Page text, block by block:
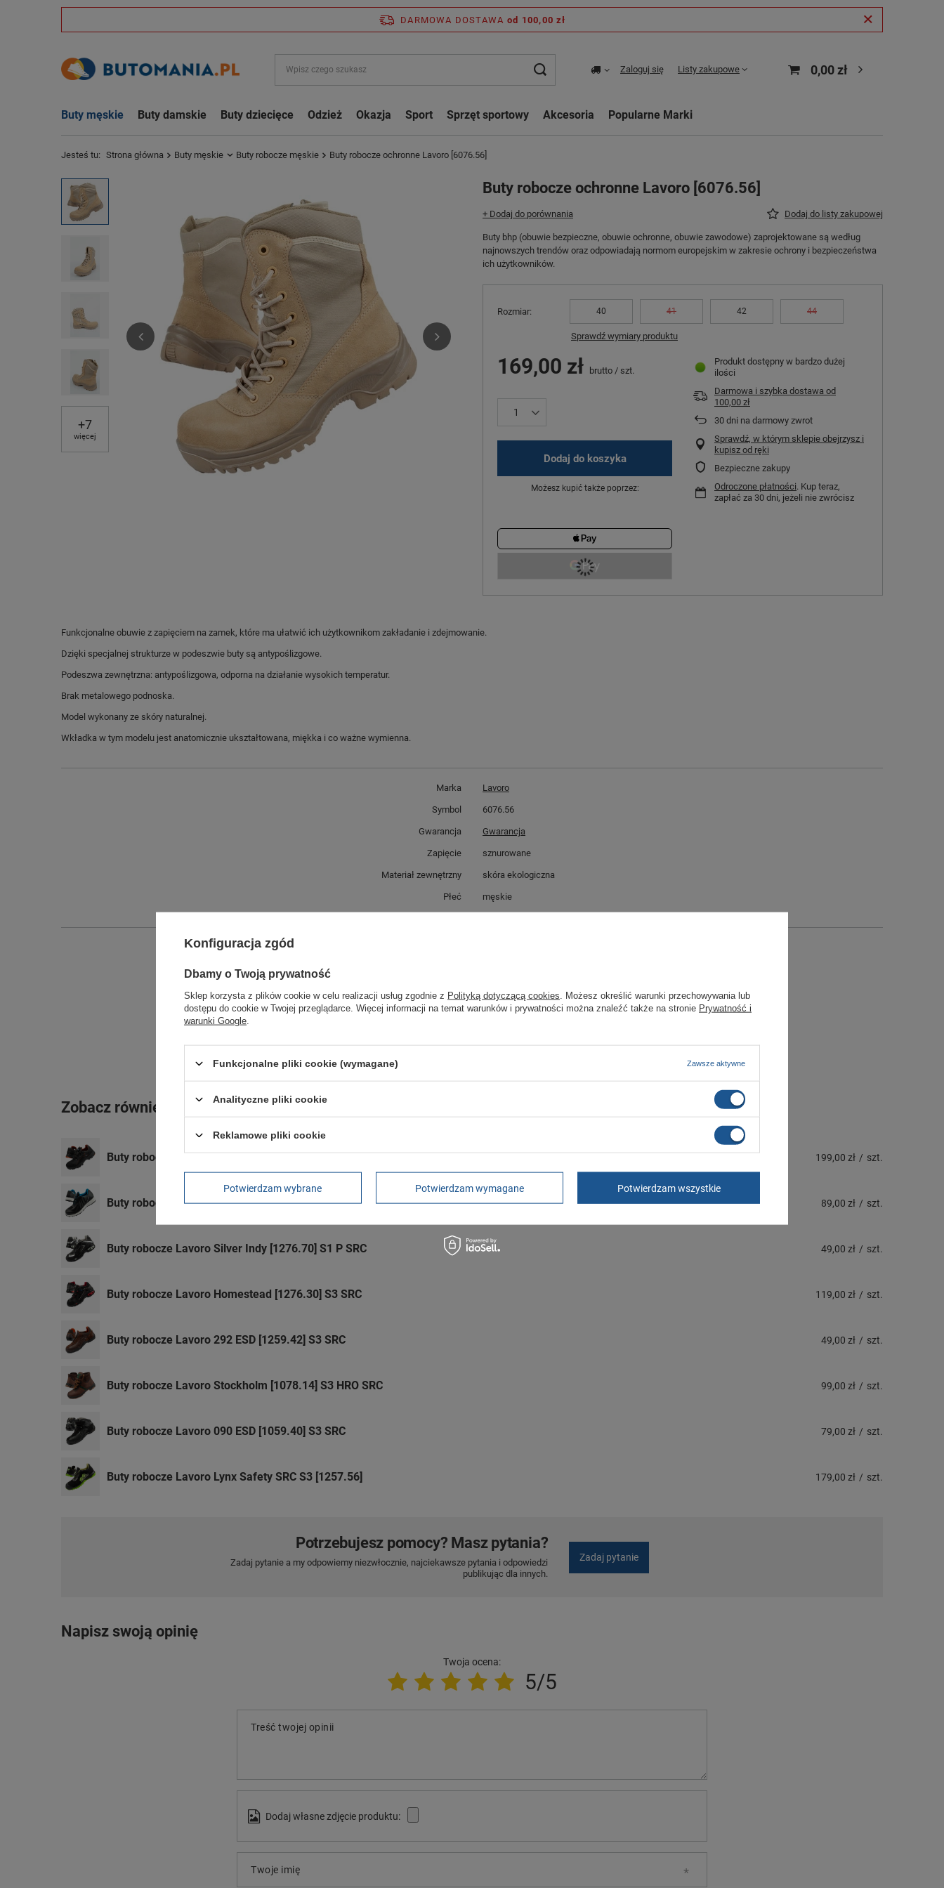
DARMOWA DOSTAWA od 100,00 zł
Zaloguj się Listy zakupowe 0,00 zł
Buty męskie Buty damskie Buty dziecięce Odzież Okazja Sport Sprzęt sportowy Akcesoria Popularne Marki
Jesteś tu: Strona główna Buty męskie Buty robocze męskie Buty robocze ochronne Lavoro [6076.56]
+7
więcej
Buty robocze ochronne Lavoro [6076.56]
+ Dodaj do porównania Dodaj do listy zakupowej
Buty bhp (obuwie bezpieczne, obuwie ochronne, obuwie zawodowe) zaprojektowane są według
najnowszych trendów oraz odpowiadają normom europejskim w zakresie ochrony i bezpieczeństwa
ich użytkowników.
Rozmiar 40 41 42 44
Sprawdź wymiary produktu
169,00 zł brutto / szt.
Dodaj do koszyka
Możesz kupić także poprzez:
Produkt dostępny w bardzo dużej
ilości
Darmowa i szybka dostawa od
100,00 zł
30 dni na darmowy zwrot
Sprawdź, w którym sklepie obejrzysz i
kupisz od ręki
Bezpieczne zakupy
Odroczone płatności. Kup teraz,
zapłać za 30 dni, jeżeli nie zwrócisz
Funkcjonalne obuwie z zapięciem na zamek, które ma ułatwić ich użytkownikom zakładanie i zdejmowanie.
Dzięki specjalnej strukturze w podeszwie buty są antypoślizgowe.
Podeszwa zewnętrzna: antypoślizgowa, odporna na działanie wysokich temperatur.
Brak metalowego podnoska.
Model wykonany ze skóry naturalnej.
Wkładka w tym modelu jest anatomicznie ukształtowana, miękka i co ważne wymienna.
Marka Lavoro
Symbol 6076.56
Gwarancja Gwarancja
Zapięcie sznurowane
Materiał zewnętrzny skóra ekologiczna
Płeć męskie
rękojmia wyłączona dla przedsiębiorców
Adres do reklamacji
Zobacz również
Buty robocze ochronne Lavoro [1229.50] S3 199,00 zł / szt.
Buty robocze Lavoro Skywalker [1279.20] S1 P HRO SRC 89,00 zł / szt.
Buty robocze Lavoro Silver Indy [1276.70] S1 P SRC 49,00 zł / szt.
Buty robocze Lavoro Homestead [1276.30] S3 SRC 119,00 zł / szt.
Buty robocze Lavoro 292 ESD [1259.42] S3 SRC 49,00 zł / szt.
Buty robocze Lavoro Stockholm [1078.14] S3 HRO SRC 99,00 zł / szt.
Buty robocze Lavoro 090 ESD [1059.40] S3 SRC 79,00 zł / szt.
Buty robocze Lavoro Lynx Safety SRC S3 [1257.56] 179,00 zł / szt.
Potrzebujesz pomocy? Masz pytania?
Zadaj pytanie a my odpowiemy niezwłocznie, najciekawsze pytania i odpowiedzi
publikując dla innych.
Zadaj pytanie
Napisz swoją opinię
Twoja ocena:
5/5
Treść twojej opinii
Dodaj własne zdjęcie produktu:
Twoje imię
Konfiguracja zgód
Dbamy o Twoją prywatność
Sklep korzysta z plików cookie w celu realizacji usług zgodnie z Polityką dotyczącą cookies . Możesz określić warunki przechowywania lub
dostępu do cookie w Twojej przeglądarce. Więcej informacji na temat warunków i prywatności można znaleźć także na stronie Prywatność i
warunki Google
Funkcjonalne pliki cookie (wymagane) Zawsze aktywne
Analityczne pliki cookie
Reklamowe pliki cookie
Potwierdzam wybrane Potwierdzam wymagane Potwierdzam wszystkie